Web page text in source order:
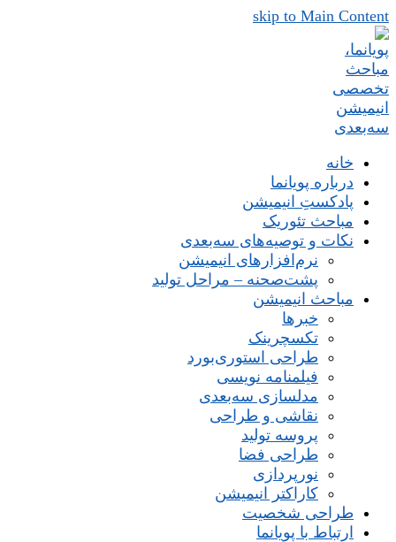
skip to Main Content
خانه
درباره پویانما
پادکستِ انیمیشن
مباحث تئوریک
نکات و توصیه‌های‌ سه‌بعدی
نرم‌افزارهای انیمیشن
پشت‌صحنه – مراحل تولید
مباحث انیمیشن
خبرها
تکسچرینک
طراحی استوری‌بورد
فیلمنامه نویسی
مدلسازی سه‌بعدی
نقاشی و طراحی
پروسه تولید
طراحی فضا
نورپردازی
کاراکتر انیمیشن
طراحی شخصیت
ارتباط با پویانما